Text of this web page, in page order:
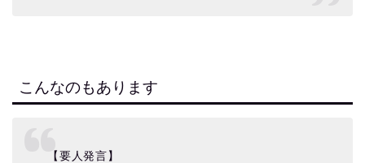
こんなのもあります
【要人発言】